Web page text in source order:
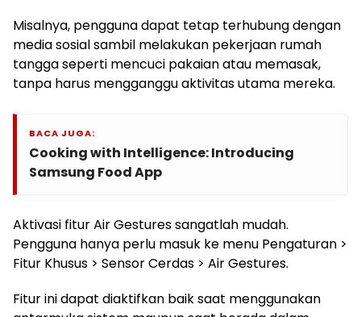
Misalnya, pengguna dapat tetap terhubung dengan
media sosial sambil melakukan pekerjaan rumah
tangga seperti mencuci pakaian atau memasak,
tanpa harus mengganggu aktivitas utama mereka.
BACA JUGA:
Cooking with Intelligence: Introducing
Samsung Food App
Aktivasi fitur Air Gestures sangatlah mudah.
Pengguna hanya perlu masuk ke menu Pengaturan >
Fitur Khusus > Sensor Cerdas > Air Gestures.
Fitur ini dapat diaktifkan baik saat menggunakan